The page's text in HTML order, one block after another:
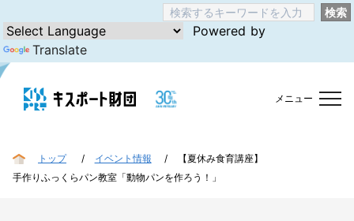
検索
Powered by
Translate
メニュー
トップ イベント情報
【夏休み食育講座】
手作りふっくらパン教室「動物パンを作ろう！」